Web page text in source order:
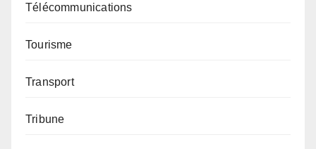
Télécommunications
Tourisme
Transport
Tribune